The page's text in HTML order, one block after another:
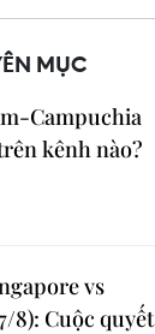
MỤC
Campuchia
kênh nào?
vs
8): Cuộc quyết